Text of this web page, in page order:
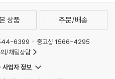
상품 주문/배송
6399
중고샵 1566-4295
/채팅상담
업자 정보